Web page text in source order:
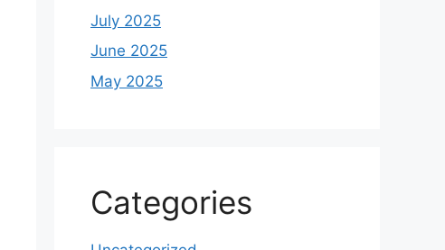
July 2025
June 2025
May 2025
Categories